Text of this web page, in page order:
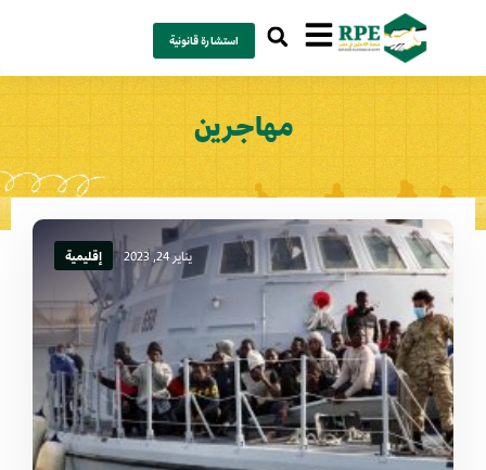
استشارة قانونية
مهاجرين
يناير 24, 2023 إقليمية